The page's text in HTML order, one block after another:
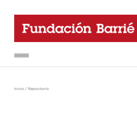
Inicio / Repositorio